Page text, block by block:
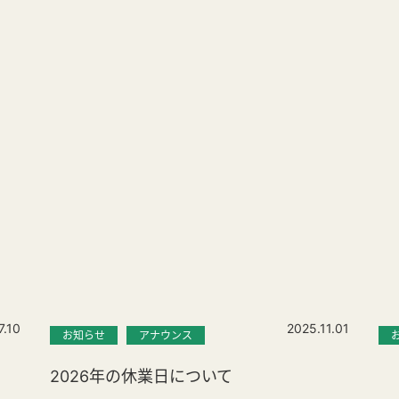
お知らせ アナウンス 2025.11.01
2026年の休業日について